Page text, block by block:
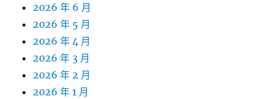
2026 年 6 月
2026 年 5 月
2026 年 4 月
2026 年 3 月
2026 年 2 月
2026 年 1 月